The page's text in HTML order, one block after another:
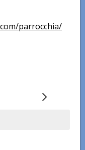
parrocchia/